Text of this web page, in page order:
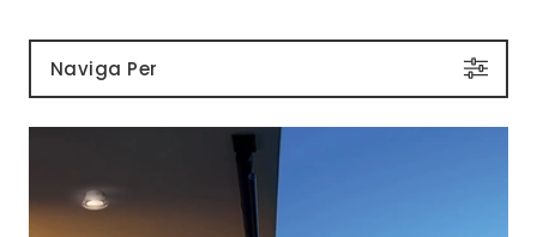
Naviga Per